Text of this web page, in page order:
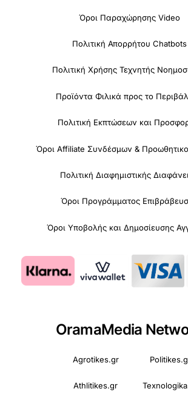
Όροι Παραχώρησης Video
Πολιτική Απορρήτου Chatbots
Πολιτική Χρήσης Τεχνητής
Προϊόντα Φιλικά προς το
Πολιτική Εκπτώσεων και
Όροι Affiliate Συνδέσμων &
Πολιτική Διαφημιστικής
Όροι Προγράμματος
Όροι Υποβολής και Δημοσίευσης
OramaMedia
Agrotikes.gr
Athlitikes.gr